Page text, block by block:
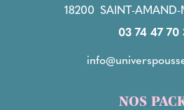
18200 SAINT-
03 74 47 70
NOS